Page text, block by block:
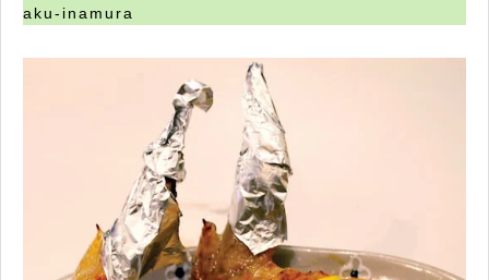
aku-inamura